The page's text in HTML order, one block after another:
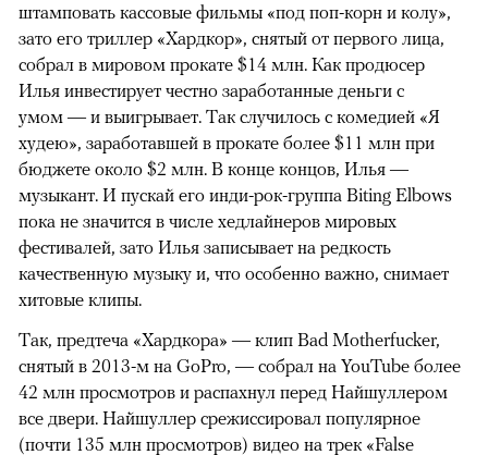
штамповать кассовые фильмы «под поп-корн и колу»,
зато его триллер «Хардкор», снятый от первого лица,
собрал в мировом прокате $14 млн. Как продюсер
Илья инвестирует честно заработанные деньги с
умом — и выигрывает. Так случилось с комедией «Я
худею», заработавшей в прокате более $11 млн при
бюджете около $2 млн. В конце концов, Илья —
музыкант. И пускай его инди-рок-группа Biting Elbows
пока не значится в числе хедлайнеров мировых
фестивалей, зато Илья записывает на редкость
качественную музыку и, что особенно важно, снимает
хитовые клипы.
Так, предтеча «Хардкора» — клип Bad Motherfucker,
снятый в 2013-м на GoPro, — собрал на YouTube более
42 млн просмотров и распахнул перед Найшуллером
все двери. Найшуллер срежиссировал популярное
(почти 135 млн просмотров) видео на трек «False